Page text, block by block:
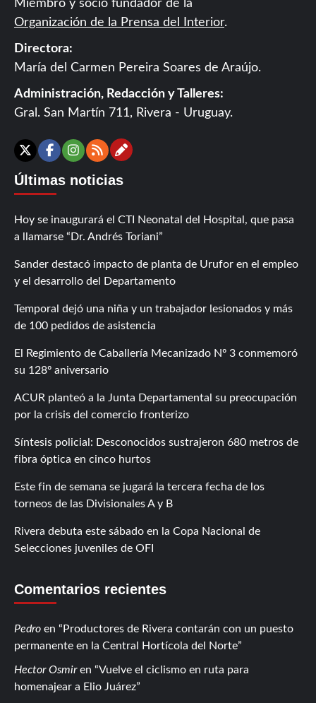
Miembro y socio fundador de la
Organización de la Prensa del Interior.
Directora:
María del Carmen Pereira Soares de Araújo.
Administración, Redacción y Talleres:
Gral. San Martín 711, Rivera - Uruguay.
X Facebook
Instagram
RSSContáctanos
Últimas noticias
Hoy se inaugurará el CTI Neonatal del Hospital, que pasa
a llamarse “Dr. Andrés Toriani”
Sander destacó impacto de planta de Urufor en el empleo
y el desarrollo del Departamento
Temporal dejó una niña y un trabajador lesionados y más
de 100 pedidos de asistencia
El Regimiento de Caballería Mecanizado Nº 3 conmemoró
su 128º aniversario
ACUR planteó a la Junta Departamental su preocupación
por la crisis del comercio fronterizo
Síntesis policial: Desconocidos sustrajeron 680 metros de
fibra óptica en cinco hurtos
Este fin de semana se jugará la tercera fecha de los
torneos de las Divisionales A y B
Rivera debuta este sábado en la Copa Nacional de
Selecciones juveniles de OFI
Comentarios recientes
Pedro en
Productores de Rivera contarán con un puesto
permanente en la Central Hortícola del Norte
Hector Osmiren
Vuelve el ciclismo en ruta para
homenajear a Elio Juárez